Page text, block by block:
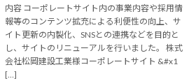
内容 コーポレートサイト内の事業内容や採用情
報等のコンテンツ拡充による利便性の向上、サ
イト更新の内製化、SNSとの連携などを目的と
し、サイトのリニューアルを行いました。 株式
会社松岡建設工業様コーポレートサイト &#x1
[…]